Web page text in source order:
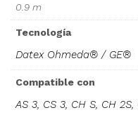
0.9 m
Tecnología
Datex Ohmeda® / GE®
Compatible con
AS 3, CS 3, CH S, CH